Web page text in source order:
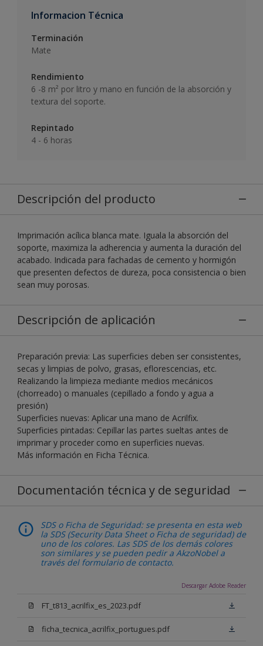
Informacion Técnica
Terminación
Mate
Rendimiento
6 -8 m² por litro y mano en función de la absorción y
textura del soporte.
Repintado
4 - 6 horas
Descripción del producto
Imprimación acílica blanca mate. Iguala la absorción del
soporte, maximiza la adherencia y aumenta la duración del
acabado. Indicada para fachadas de cemento y hormigón
que presenten defectos de dureza, poca consistencia o bien
sean muy porosas.
Descripción de aplicación
Preparación previa: Las superficies deben ser consistentes,
secas y limpias de polvo, grasas, eflorescencias, etc.
Realizando la limpieza mediante medios mecánicos
(chorreado) o manuales (cepillado a fondo y agua a
presión)
Superficies nuevas: Aplicar una mano de Acrilfix.
Superficies pintadas: Cepillar las partes sueltas antes de
imprimar y proceder como en superficies nuevas.
Más información en Ficha Técnica.
Documentación técnica y de seguridad
SDS o Ficha de Seguridad: se presenta en esta web
la SDS (Security Data Sheet o Ficha de seguridad) de
uno de los colores. Las SDS de los demás colores
son similares y se pueden pedir a AkzoNobel a
través del formulario de contacto.
Descargar Adobe Reader
FT_t813_acrilfix_es_2023.pdf
ficha_tecnica_acrilfix_portugues.pdf